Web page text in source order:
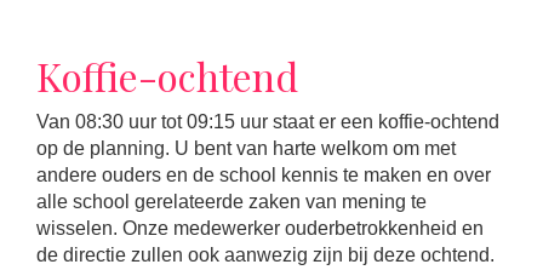
Koffie-ochtend
Van 08:30 uur tot 09:15 uur staat er een koffie-ochtend
op de planning. U bent van harte welkom om met
andere ouders en de school kennis te maken en over
alle school gerelateerde zaken van mening te
wisselen. Onze medewerker ouderbetrokkenheid en
de directie zullen ook aanwezig zijn bij deze ochtend.